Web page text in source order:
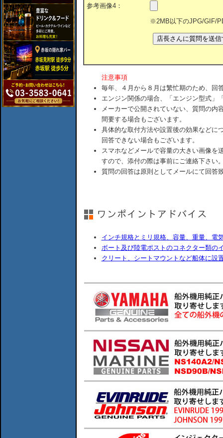
参考画像4：
※2MB以下のJPG/GIF/
注意事項
毎年、４月から８月は繁忙期のため、回
エンジン関係の場合、「エンジン型式」
メーカーで公開されていない、質問の内
間要する場合もございます。
具体的な取付方法や設置後の効果などに
回答できない場合もございます。
スマホなどメールで容量の大きい画像を
すので、添付の際は事前にご連絡下さい
質問の回答は原則としてメールにて回答
インチ規格とミリ規格、容量、重量、電
ボート及び陸電ポストのコネクター類の
クリート、シートマウントなど船体に設